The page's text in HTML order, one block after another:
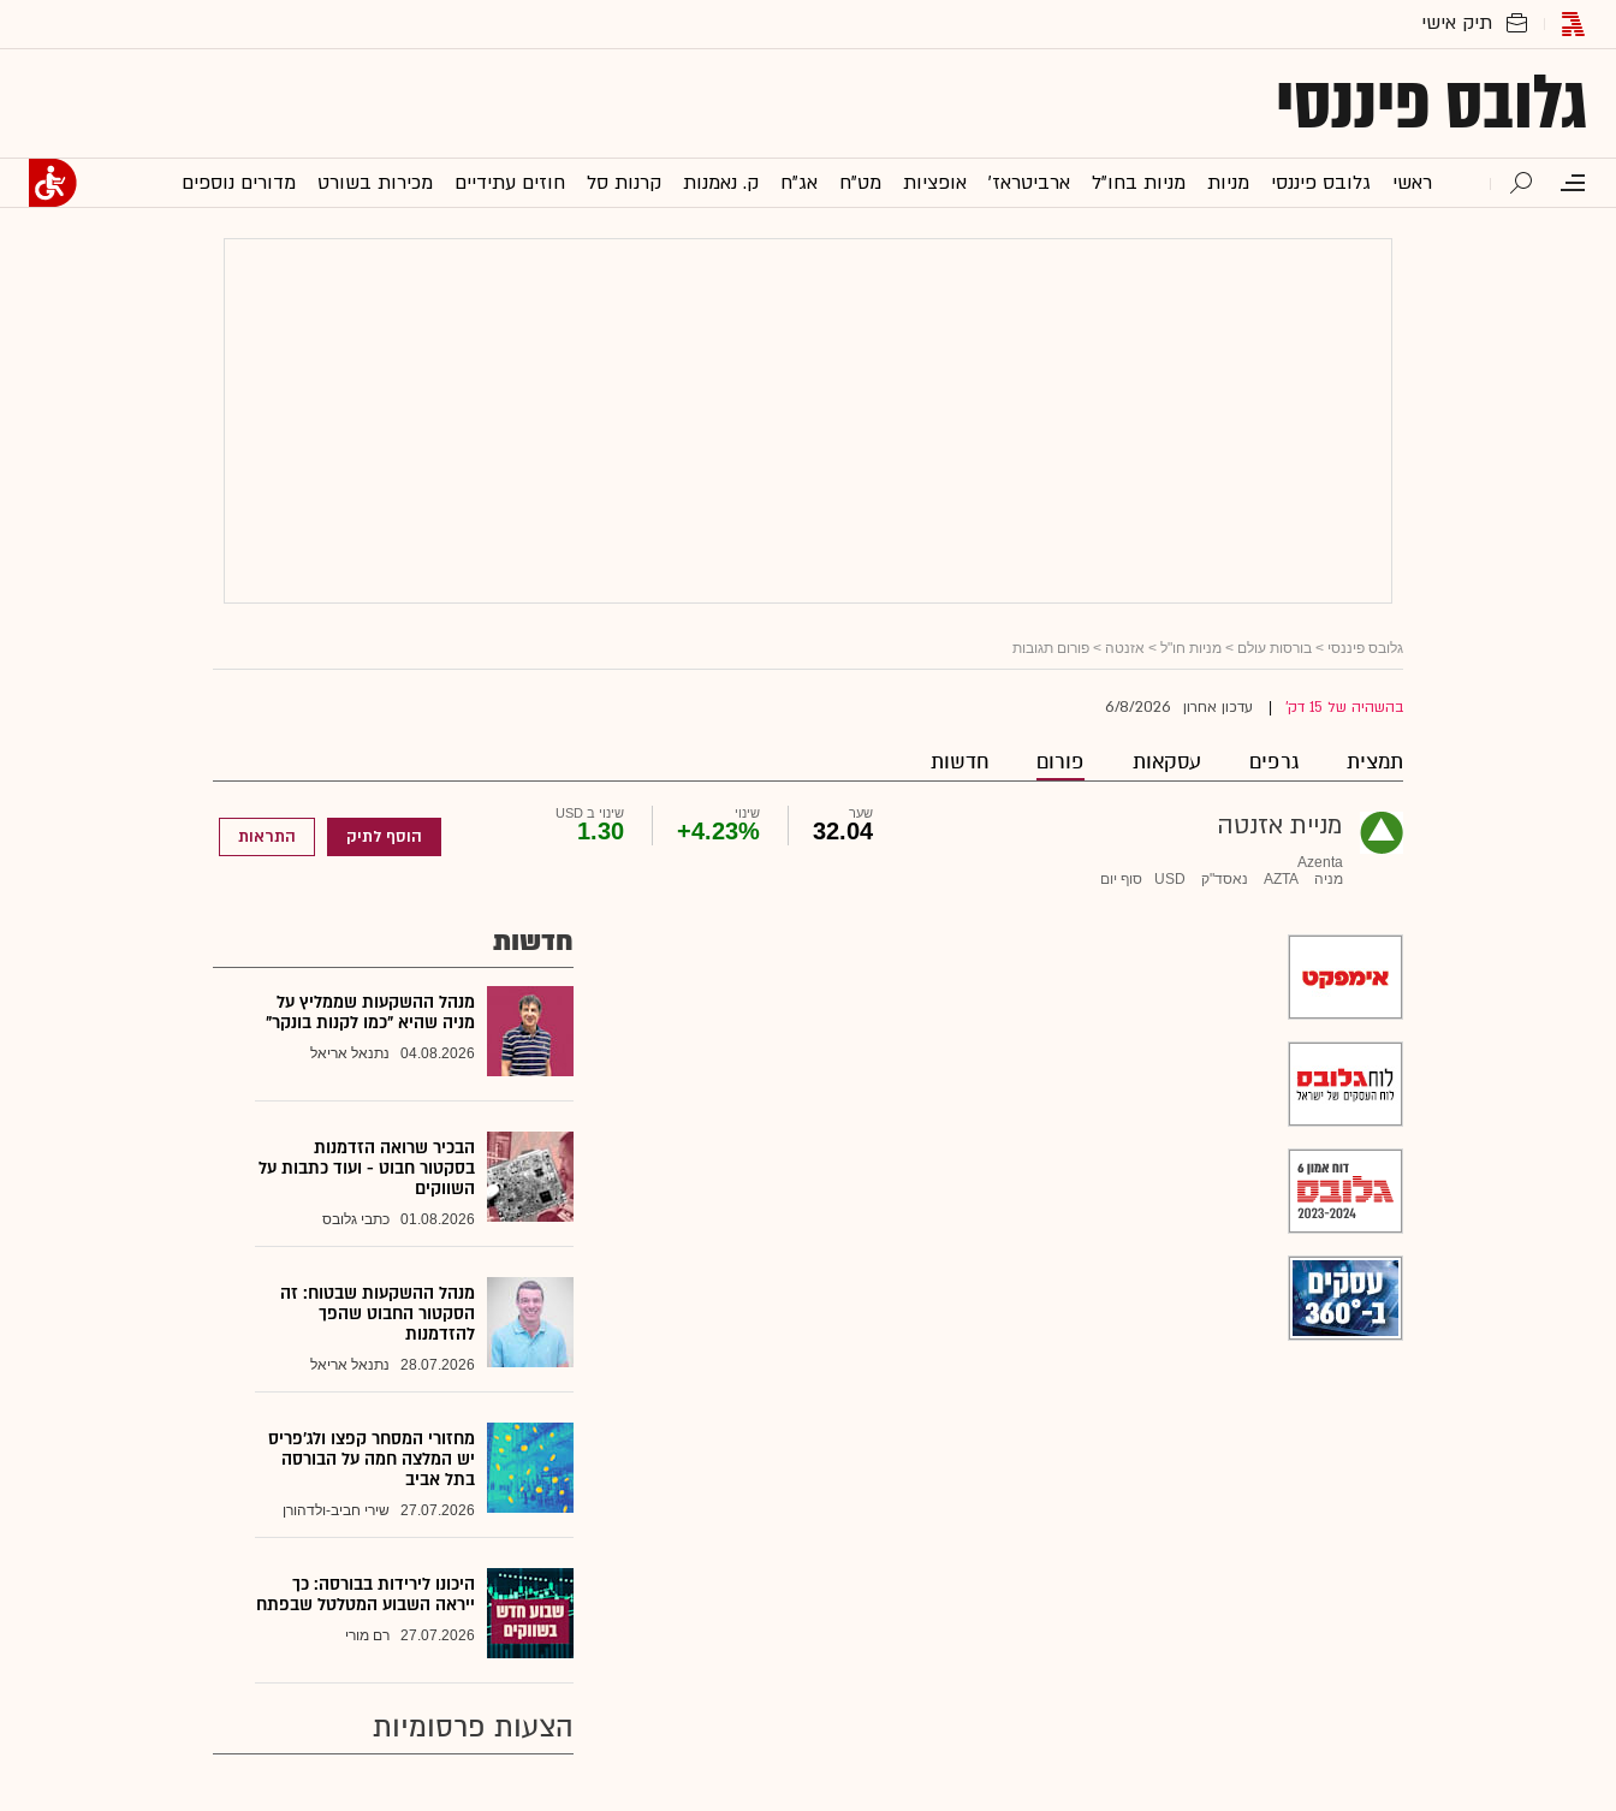
גלובס פיננסי
ראשי גלובס פיננסי מניות מניות בחו"ל ארביטראז' אופציות מט"ח אג"ח ק. נאמנות קרנות סל חוזים עתידיים מכירות בשורט מדורים נוספים
גלובס פיננסי > בורסות עולם > מניות חו"ל > אזנטה > פורום תגובות
בהשהיה של 15 דק' עדכון אחרון 6/8/2026
תמצית גרפים עסקאות פורום חדשות
מניית אזנטה
Azenta
מניה
AZTA נאסד"ק USD סוף יום
שער
32.04
שינוי
+4.23%
שינוי ב USD
1.30 הוסף לתיק התראות
חדשות
מנהל ההשקעות שממליץ על
מניה שהיא "כמו לקנות בונקר"
04.08.2026 נתנאל אריאל
הבכיר שרואה הזדמנות
בסקטור חבוט - ועוד כתבות על
השווקים
01.08.2026 כתבי גלובס
מנהל ההשקעות שבטוח: זה
הסקטור החבוט שהפך
להזדמנות
28.07.2026 נתנאל אריאל
מחזורי המסחר קפצו ולג'פריס
יש המלצה חמה על הבורסה
בתל אביב
27.07.2026 שירי חביב-ולדהורן
היכונו לירידות בבורסה: כך
ייראה השבוע המטלטל שבפתח
27.07.2026 רם מורי
הצעות פרסומיות